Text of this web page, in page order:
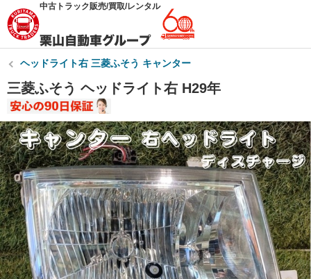
中古トラック販売/買取/レンタル
ヘッドライト右 三菱ふそう キャンター
三菱ふそう ヘッドライト右 H29年